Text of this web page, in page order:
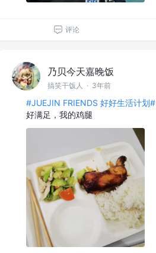
评论
乃贝今天嘉晚饭
搞笑干饭人 · 3年前
#JUEJIN FRIENDS 好好生活计划#
好满足，我的鸡腿